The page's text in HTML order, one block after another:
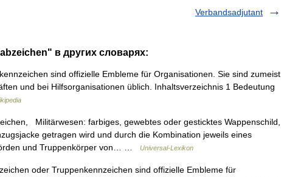
Verbandsadjutant
в других словарях:
sind offizielle Embleme für Organisationen. Sie sind zumeist
und bei Hilfsorganisationen üblich. Inhaltsverzeichnis 1 Bedeutung
Militärwesen: farbiges, gewebtes oder gesticktes Wappenschild,
getragen wird und durch die Kombination jeweils eines
und Truppenkörper von… …
Universal-Lexikon
oder Truppenkennzeichen sind offizielle Embleme für